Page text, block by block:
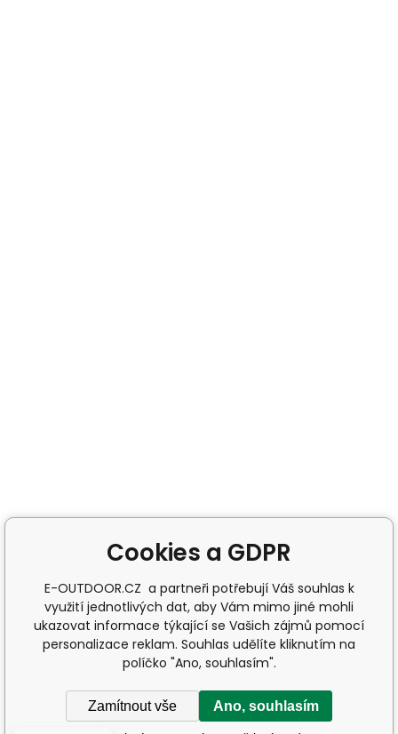
Cookies a GDPR
E-OUTDOOR.CZ a partneři potřebují Váš souhlas k
využití jednotlivých dat, aby Vám mimo jiné mohli
ukazovat informace týkající se Vašich zájmů pomocí
personalizace reklam. Souhlas udělíte kliknutím na
políčko "Ano, souhlasím".
Zamítnout vše Ano, souhlasím